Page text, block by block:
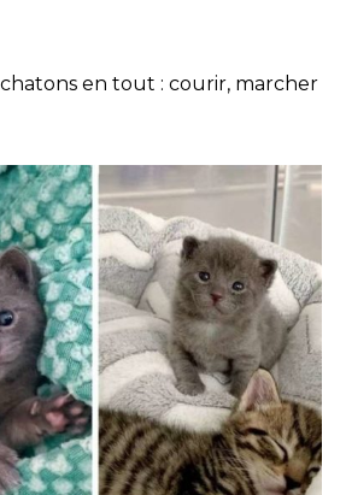
en tout : courir, marcher